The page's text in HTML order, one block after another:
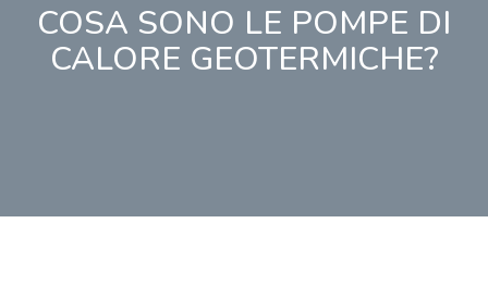
COSA SONO LE POMPE DI
CALORE GEOTERMICHE?